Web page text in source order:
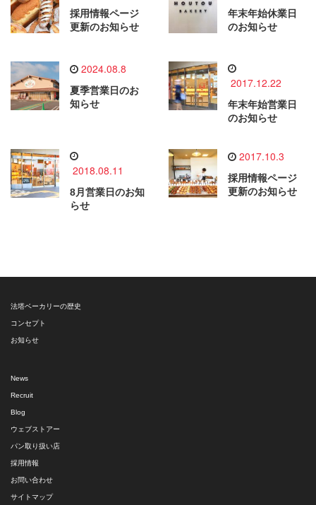
採用情報ページ
更新のお知らせ
年末年始休業日
のお知らせ
2024.08.8
夏季営業日のお
知らせ
2017.12.22
年末年始営業日
のお知らせ
2018.08.11
8月営業日のお知
らせ
2017.10.3
採用情報ページ
更新のお知らせ
法塔ベーカリーの歴史
コンセプト
お知らせ
News
Recruit
Blog
ウェブストアー
パン取り扱い店
採用情報
お問い合わせ
サイトマップ